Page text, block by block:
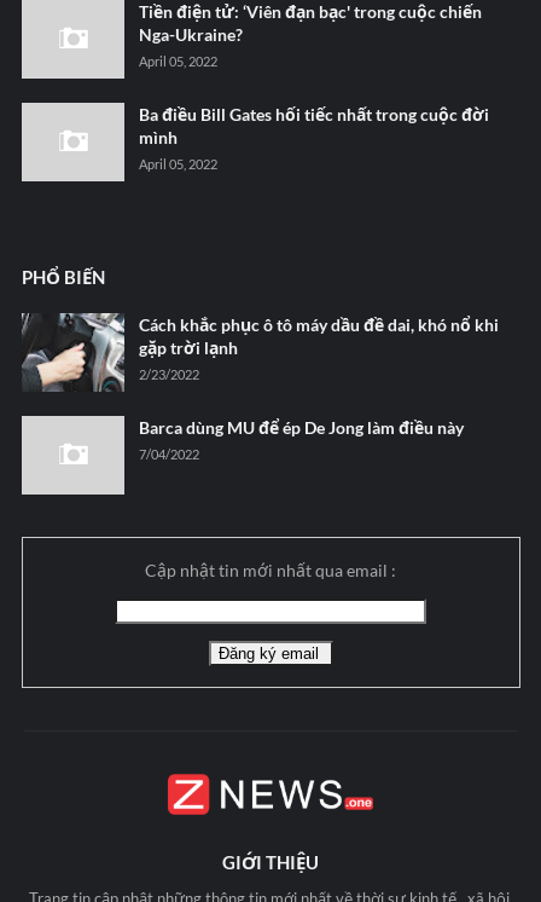
Tiền điện tử: ‘Viên đạn bạc' trong cuộc chiến
Nga-Ukraine?
April 05, 2022
Ba điều Bill Gates hối tiếc nhất trong cuộc đời
mình
April 05, 2022
PHỔ BIẾN
Cách khắc phục ô tô máy dầu đề dai, khó nổ khi
gặp trời lạnh
2/23/2022
Barca dùng MU để ép De Jong làm điều này
7/04/2022
Cập nhật tin mới nhất qua email :
GIỚI THIỆU